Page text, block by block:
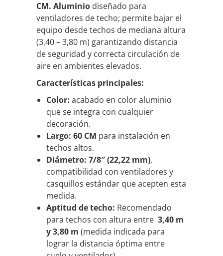
CM. Aluminio diseñado para
ventiladores de techo; permite bajar el
equipo desde techos de mediana altura
(3,40 – 3,80 m) garantizando distancia
de seguridad y correcta circulación de
aire en ambientes elevados.
Características principales:
Color: acabado en color aluminio
que se integra con cualquier
decoración.
Largo: 60 CM para instalación en
techos altos.
Diámetro: 7/8″ (22,22 mm),
compatibilidad con ventiladores y
casquillos estándar que acepten esta
medida.
Aptitud de techo: Recomendado
para techos con altura entre 3,40 m
y 3,80 m (medida indicada para
lograr la distancia óptima entre